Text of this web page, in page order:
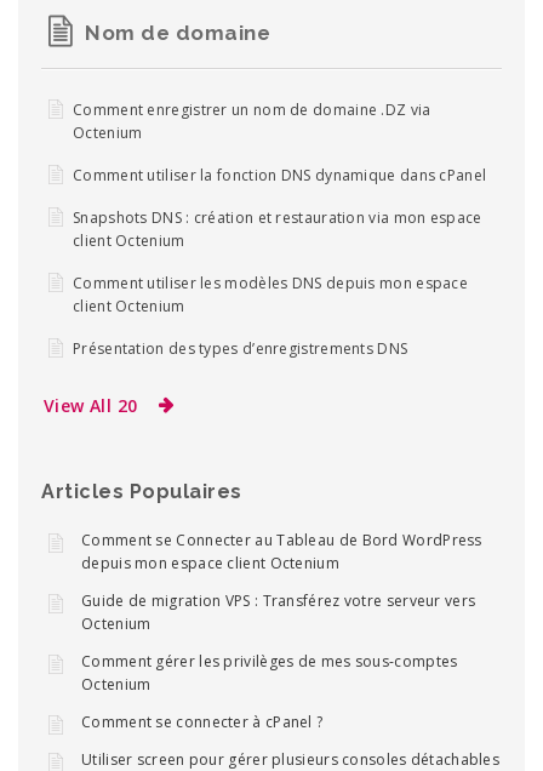
Nom de domaine
Comment enregistrer un nom de domaine .DZ via
Octenium
Comment utiliser la fonction DNS dynamique dans cPanel
Snapshots DNS : création et restauration via mon espace
client Octenium
Comment utiliser les modèles DNS depuis mon espace
client Octenium
Présentation des types d’enregistrements DNS
View All 20
Articles Populaires
Comment se Connecter au Tableau de Bord WordPress
depuis mon espace client Octenium
Guide de migration VPS : Transférez votre serveur vers
Octenium
Comment gérer les privilèges de mes sous-comptes
Octenium
Comment se connecter à cPanel ?
Utiliser screen pour gérer plusieurs consoles détachables